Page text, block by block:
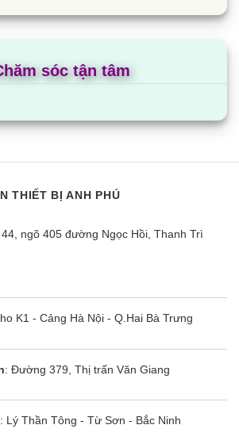
hợp nhất:
thẻ ngân hàng, séc
muốn mua sắm thiết bị cho gia đình
trả góp là sự lựa chọn tốt nhất cho bạn.
theo định kỳ, vô cùng tiện lợi mà
hiệu cho người dùng tha hồ lựa
chúng tôi không ngừng cập nhật mẫu mã
sóc tận tâm
THIẾT BỊ ANH PHÚ
44, ngõ 405 đường Ngọc Hồi, Thanh Trì
K1 - Cảng Hà Nội - Q.Hai Bà Trưng
: Đường 379, Thị trấn Văn Giang
: Lý Thần Tông - Từ Sơn - Bắc Ninh